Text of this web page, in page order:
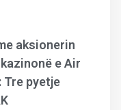
aksionerin
e Air
pyetje